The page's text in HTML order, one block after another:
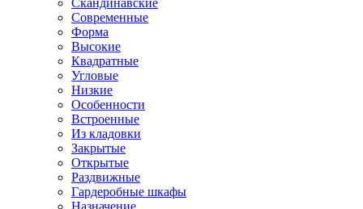
Скандинавские
Современные
Форма
Высокие
Квадратные
Угловые
Низкие
Особенности
Встроенные
Из кладовки
Закрытые
Открытые
Раздвижные
Гардеробные шкафы
Назначение